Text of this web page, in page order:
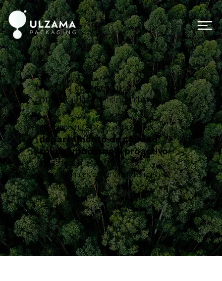
Nuestro compromiso
con la calidad y el medio ambiente.
EL equipo ULZAMA cuenta con un
departamento de calidad
sólido, moderno y proactivo
alineado con los estándares
internacionales como valor diferencial
competitivo.